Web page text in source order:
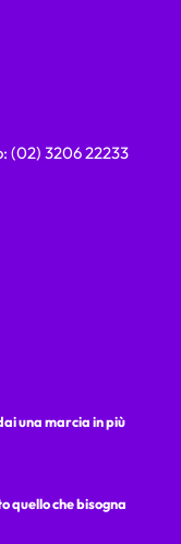
(02) 3206 22233
una marcia in più
quello che bisogna